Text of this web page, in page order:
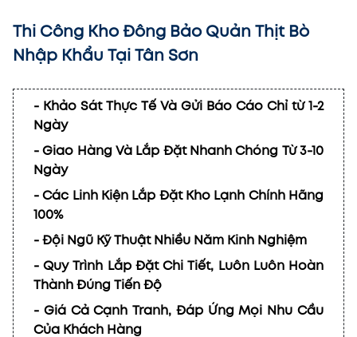
Thi Công Kho Đông Bảo Quản Thịt Bò
Nhập Khẩu Tại Tân Sơn
- Khảo Sát Thực Tế Và Gửi Báo Cáo Chỉ từ 1-2
Ngày
- Giao Hàng Và Lắp Đặt Nhanh Chóng Từ 3-10
Ngày
- Các Linh Kiện Lắp Đặt Kho Lạnh Chính Hãng
100%
- Đội Ngũ Kỹ Thuật Nhiều Năm Kinh Nghiệm
- Quy Trình Lắp Đặt Chi Tiết, Luôn Luôn Hoàn
Thành Đúng Tiến Độ
- Giá Cả Cạnh Tranh, Đáp Ứng Mọi Nhu Cầu
Của Khách Hàng